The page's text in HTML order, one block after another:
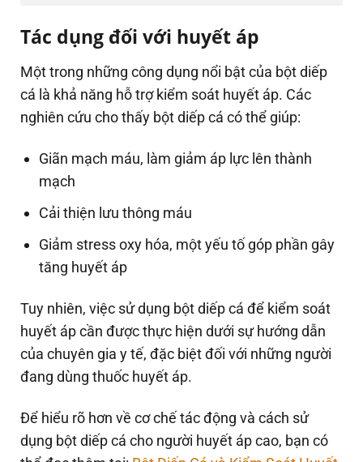
Tác dụng đối với huyết áp
Một trong những công dụng nổi bật của bột diếp
cá là khả năng hỗ trợ kiểm soát huyết áp. Các
nghiên cứu cho thấy bột diếp cá có thể giúp:
Giãn mạch máu, làm giảm áp lực lên thành
mạch
Cải thiện lưu thông máu
Giảm stress oxy hóa, một yếu tố góp phần gây
tăng huyết áp
Tuy nhiên, việc sử dụng bột diếp cá để kiểm soát
huyết áp cần được thực hiện dưới sự hướng dẫn
của chuyên gia y tế, đặc biệt đối với những người
đang dùng thuốc huyết áp.
Để hiểu rõ hơn về cơ chế tác động và cách sử
dụng bột diếp cá cho người huyết áp cao, bạn có